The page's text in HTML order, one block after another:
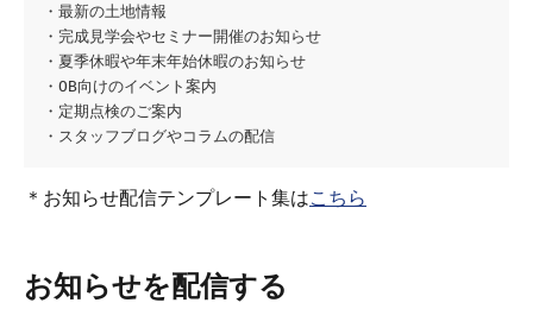
・最新の土地情報
・完成見学会やセミナー開催のお知らせ
・夏季休暇や年末年始休暇のお知らせ
・OB向けのイベント案内
・定期点検のご案内
・スタッフブログやコラムの配信
＊お知らせ配信テンプレート集はこちら
お知らせを配信する